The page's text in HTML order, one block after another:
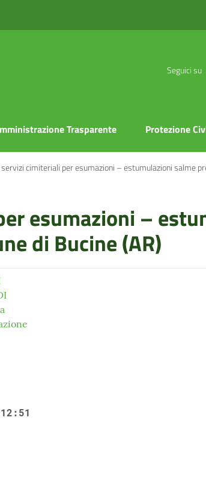
Seguici su
Trasparente Protezione
cimiteriali per esumazioni – estumulazioni salme
esumazioni –
di Bucine (AR)